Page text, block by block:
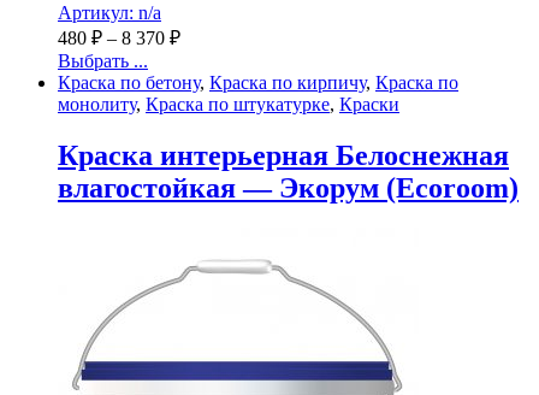
Артикул: n/a
480 ₽ – 8 370 ₽
Выбрать ...
Краска по бетону, Краска по кирпичу, Краска по
монолиту, Краска по штукатурке, Краски
Краска интерьерная Белоснежная
влагостойкая — Экорум (Ecoroom)